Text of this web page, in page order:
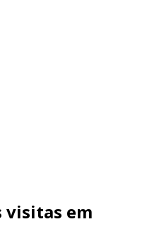
relevantes,
resistência em
eixos são
e a
em ambientes
visitas em